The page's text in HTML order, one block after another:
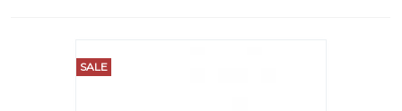
SALE